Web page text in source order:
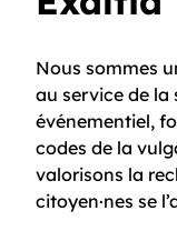
Nous sommes
au service de la
événementiel,
codes de la
valorisons la
citoyen·nes se